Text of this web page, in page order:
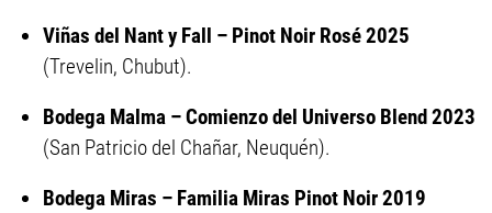
Viñas del Nant y Fall – Pinot Noir Rosé 2025
(Trevelin, Chubut).
Bodega Malma – Comienzo del Universo Blend 2023
(San Patricio del Chañar, Neuquén).
Bodega Miras – Familia Miras Pinot Noir 2019